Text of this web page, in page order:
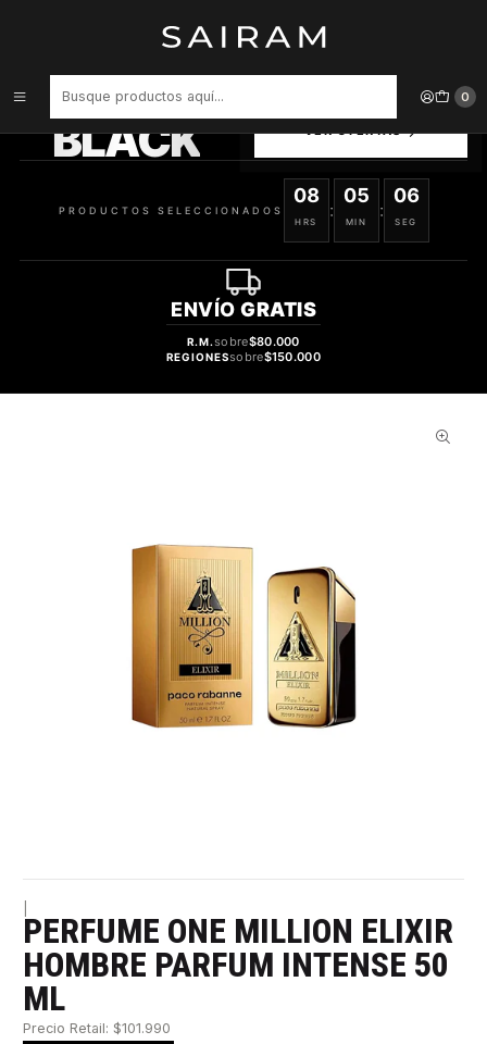
0
PERFUME ONE MILLION ELIXIR HOMBRE PARFUM INTENSE 50 ML
BLACK
SELECCIONADOS
PRODUCTOS SELECCIONADOS
08
HRS
:
05
MIN
:
05
SEG
ENVÍO GRATIS
R.M.sobre$80.000
REGIONESsobre$150.000
PERFUME ONE MILLION ELIXIR
HOMBRE PARFUM INTENSE 50
ML
Precio Retail: $101.990